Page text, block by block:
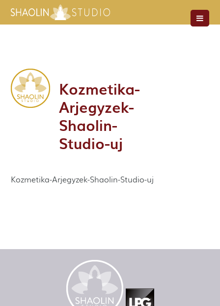
Kozmetika-
Arjegyzek-
Shaolin-
Studio-uj
Kozmetika-Arjegyzek-Shaolin-Studio-uj